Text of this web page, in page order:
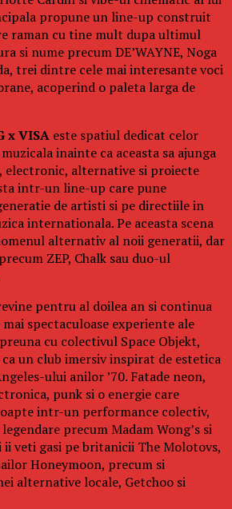
propune un line-up construit
raman cu tine mult dupa ultimul
si nume precum DE’WAYNE, Noga
trei dintre cele mai interesante voci
acoperind o paleta larga de
x VISA este spatiul dedicat celor
inainte ca aceasta sa ajunga
electronic, alternative si proiecte
intr-un line-up care pune
de artisti si pe directiile in
internationala. Pe aceasta scena
alternativ al noii generatii, dar
ZEP, Chalk sau duo-ul
pentru al doilea an si continua
spectaculoase experiente ale
cu colectivul Space Objekt,
un club imersiv inspirat de estetica
ului anilor ’70. Fatade neon,
punk si o energie care
intr-un performance colectiv,
precum Madam Wong’s si
ii veti gasi pe britanicii The Molotovs,
Honeymoon, precum si
alternative locale, Getchoo si